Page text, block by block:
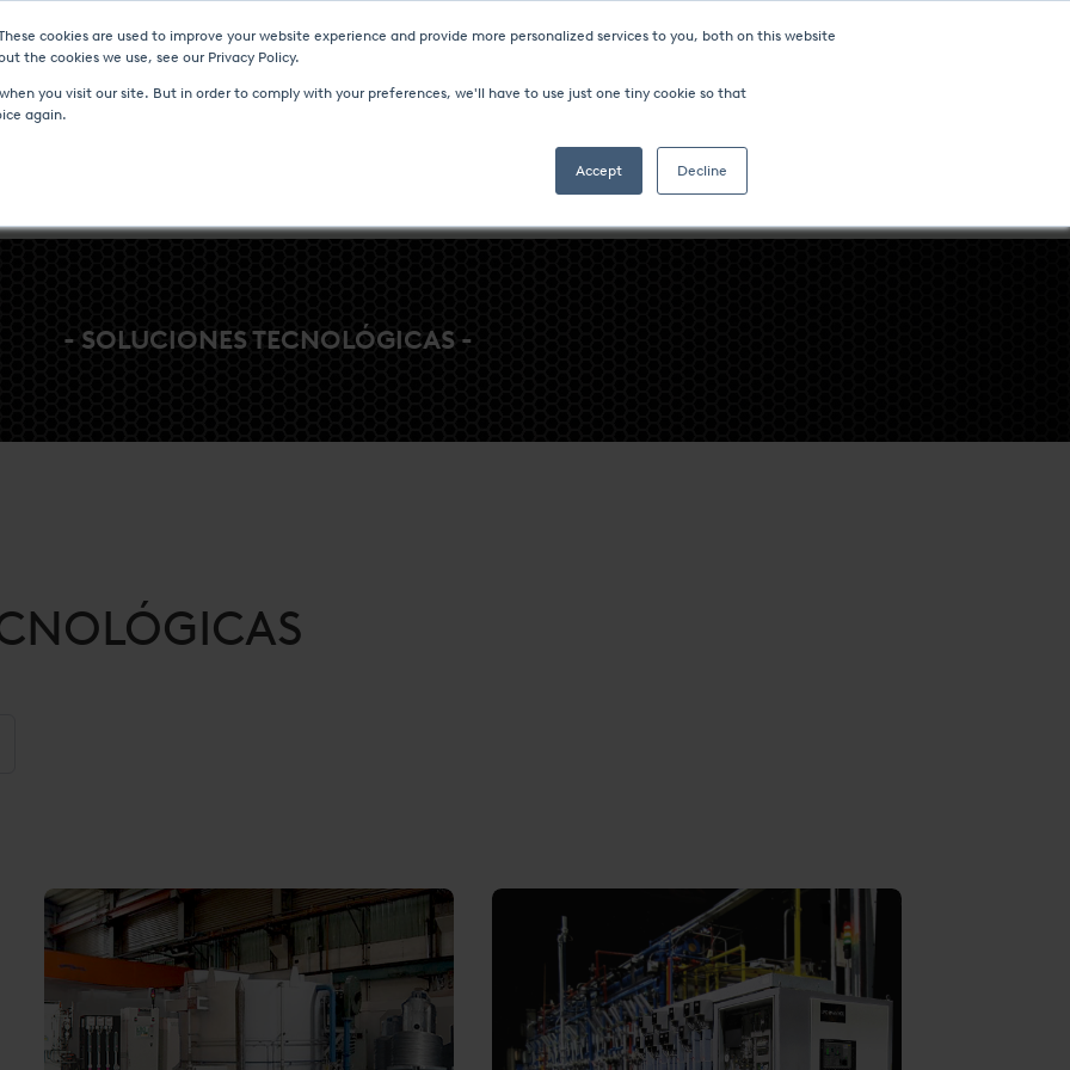
cookies are used to improve your website experience and provide more personalized services to you, both on this website
the cookies we use, see our Privacy Policy.
you visit our site. But in order to comply with your preferences, we'll have to use just one tiny cookie so that
again.
Accept Decline
Y EVENTOSCENTRO DE MEDIOSCARRERACONTACTO
- SOLUCIONES TECNOLÓGICAS -